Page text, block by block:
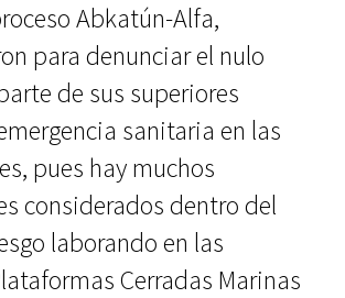
Abkatún-Alfa,
para denunciar el nulo
de sus superiores
sanitaria en las
pues hay muchos
considerados dentro del
laborando en las
Cerradas Marinas